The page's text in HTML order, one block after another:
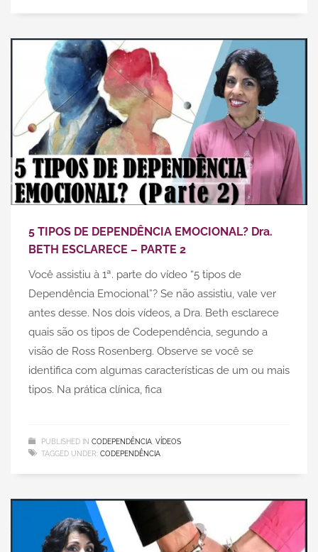
5 TIPOS DE DEPENDÊNCIA EMOCIONAL? Dra.
BETH ESCLARECE – PARTE 2
Você assistiu à 1ª. parte do vídeo “5 tipos de
Dependência Emocional”? Se não assistiu, vale ver
antes desse. Nos dois vídeos, a Dra. Beth esclarece
quais são os tipos de Codependência, segundo a
visão de Ross Rosenberg. Observe se você se
identifica com algumas características de um ou mais
tipos. Na prática clínica, fica
PUBLISHED IN CODEPENDÊNCIA VÍDEOS
TAGGED UNDER: CODEPENDÊNCIA